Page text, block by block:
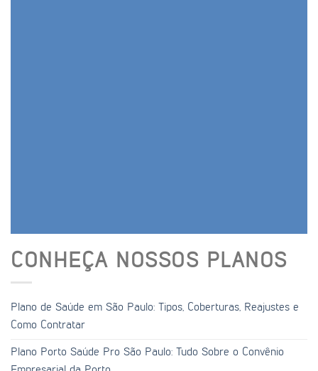
CONHEÇA NOSSOS PLANOS
Plano de Saúde em São Paulo: Tipos, Coberturas, Reajustes e
Como Contratar
Plano Porto Saúde Pro São Paulo: Tudo Sobre o Convênio